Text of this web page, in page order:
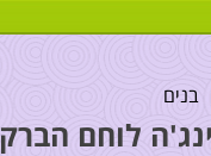
בנים
לוחם הברק